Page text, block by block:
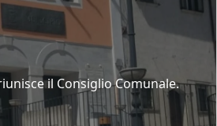
il Consiglio Comunale.